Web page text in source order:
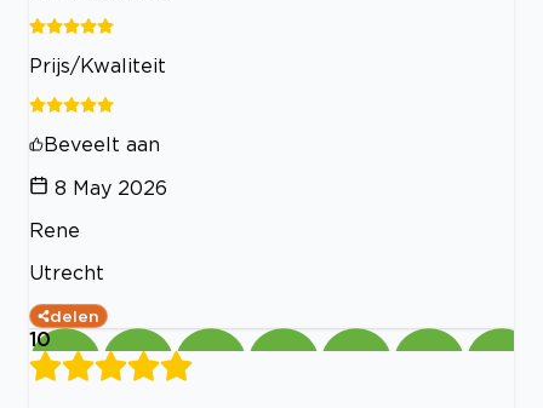
Prijs/Kwaliteit
Beveelt aan
8 May 2026
Rene
Utrecht
delen
10